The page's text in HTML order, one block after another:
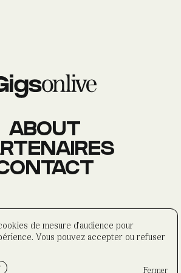
Partenaires
ABOUT
Politique de confidentialité
Mentions légales
de mesure d'audience pour
Vous pouvez accepter ou refuser
Fermer